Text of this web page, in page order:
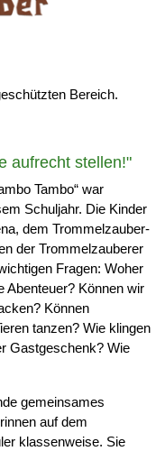
Bereich.
aufrecht stellen!"
Tambo“ war
Schuljahr. Die Kinder
dem Trommelzauber-
der Trommelzauberer
Fragen: Woher
Abenteuer? Können wir
Können
tanzen? Wie klingen
Gastgeschenk? Wie
gemeinsames
auf dem
klassenweise. Sie